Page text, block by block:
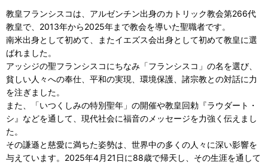
教皇フランシスコは、アルゼンチン出身のカトリック教会第266代
教皇で、2013年から2025年まで教会を導いた聖職者です。
南米出身として初めて、またイエズス会出身として初めて教皇に選
ばれました。
アッシジの聖フランシスコにちなみ「フランシスコ」の名を選び、
貧しい人々への奉仕、平和の実現、環境保護、諸宗教との対話に力
を注ぎました。
また、「いつくしみの特別聖年」の開催や教皇回勅『ラウダート・
シ』などを通して、現代社会に福音のメッセージを力強く伝えまし
た。
その謙遜と慈愛に満ちた姿勢は、世界中の多くの人々に深い影響を
与えています。2025年4月21日に88歳で帰天し、その生涯を通して